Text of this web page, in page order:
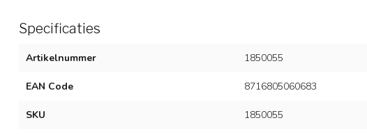
Specificaties
Artikelnummer 1850055
EAN Code 8716805060683
SKU 1850055